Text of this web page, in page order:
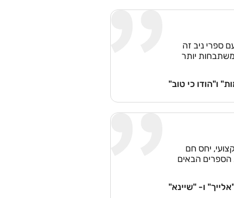
ספרי ניב זה
יותר
ו"הודו כי טוב"
יחס חם
הספרים הבאים
ו- "שיינא"